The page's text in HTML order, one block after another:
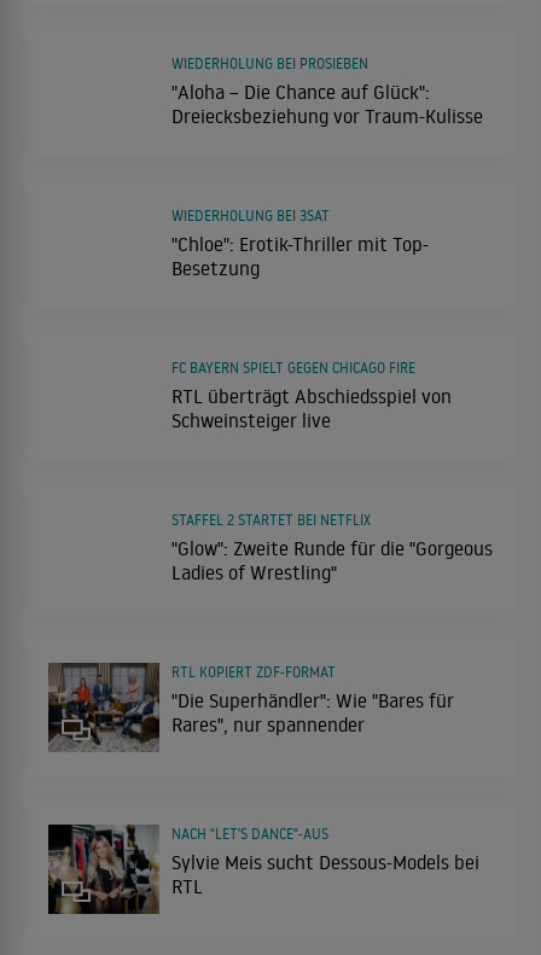
"Aloha – Die Chance auf Glück":
Dreiecksbeziehung vor Traum-Kulisse
WIEDERHOLUNG BEI PROSIEBEN
"Chloe": Erotik-Thriller mit Top-
Besetzung
WIEDERHOLUNG BEI 3SAT
RTL überträgt Abschiedsspiel von
Schweinsteiger live
FC BAYERN SPIELT GEGEN CHICAGO FIRE
"Glow": Zweite Runde für die "Gorgeous
Ladies of Wrestling"
STAFFEL 2 STARTET BEI NETFLIX
"Die Superhändler": Wie "Bares für
Rares", nur spannender
RTL KOPIERT ZDF-FORMAT
Sylvie Meis sucht Dessous-Models bei
RTL
NACH "LET'S DANCE"-AUS